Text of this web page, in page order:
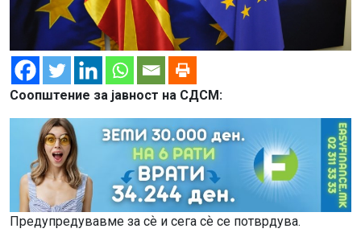
Соопштение за јавност на СДСМ:
Предупредувавме за сѐ и сега сѐ се потврдува.